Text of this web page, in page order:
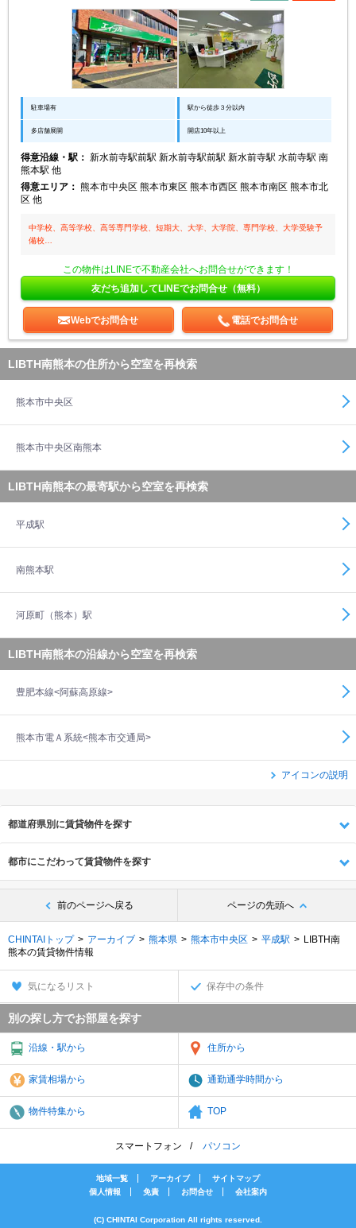
駐車場有 駅から徒歩３分以内
多店舗展開 開店10年以上
得意沿線・駅： 新水前寺駅前駅 新水前寺駅前駅 新水前寺駅 水前寺駅 南
熊本駅 他
得意エリア： 熊本市中央区 熊本市東区 熊本市西区 熊本市南区 熊本市北
区 他
中学校、高等学校、高等専門学校、短期大、大学、大学院、専門学校、大学受験予
備校…
この物件はLINEで不動産会社へお問合せができます！
友だち追加してLINEでお問合せ（無料）
Webでお問合せ 電話でお問合せ
LIBTH南熊本の住所から空室を再検索
熊本市中央区
熊本市中央区南熊本
LIBTH南熊本の最寄駅から空室を再検索
平成駅
南熊本駅
河原町（熊本）駅
LIBTH南熊本の沿線から空室を再検索
豊肥本線<阿蘇高原線>
熊本市電Ａ系統<熊本市交通局>
アイコンの説明
都道府県別に賃貸物件を探す
都市にこだわって賃貸物件を探す
前のページへ戻る ページの先頭へ
CHINTAIトップ アーカイブ 熊本県 熊本市中央区 平成駅
LIBTH南
熊本の賃貸物件情報
気になるリスト 保存中の条件
別の探し方でお部屋を探す
沿線・駅から 住所から
家賃相場から 通勤通学時間から
物件特集から TOP
スマートフォン パソコン
地域一覧 アーカイブ
サイトマップ
個人情報
免責 お問合せ 会社案内
(C) CHINTAI Corporation All rights reserved.